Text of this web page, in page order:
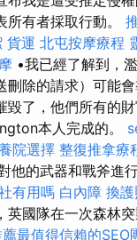
所有者採取行動。
貨運 北屯按摩療程
•我已經了解到，
刪除的請求）可能
毀了，他們所有的
本人完成的。
院選擇 整復推拿療
他的武器和戰斧進
有用嗎 白內障 換護
英國隊在一次森林突
最值得信賴的SEO